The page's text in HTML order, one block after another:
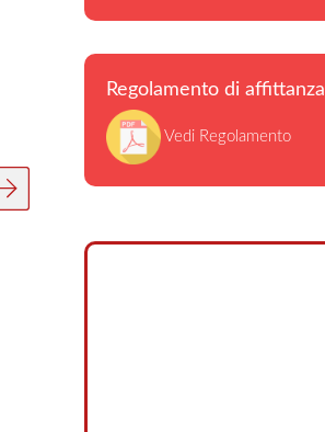
Regolamento di affittanza
Vedi Regolamento